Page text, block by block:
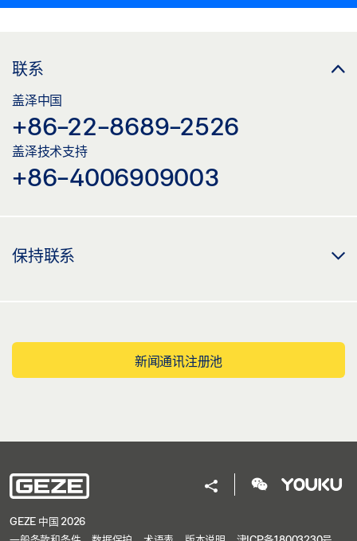
联系
盖泽中国
+86-22-8689-2526
盖泽技术支持
+86-4006909003
保持联系
新闻通讯注册池
GEZE 中国 2026